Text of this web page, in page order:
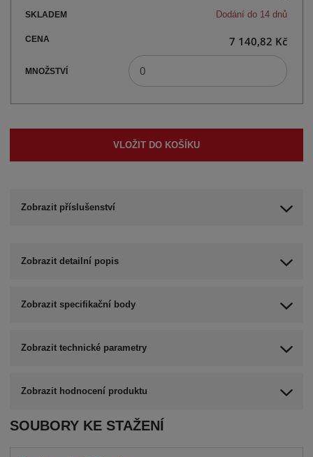
Dodání do 14 dnů
7 140,82 Kč
VLOŽIT DO KOŠÍKU
Zobrazit příslušenství
Zobrazit detailní popis
Zobrazit specifikační body
Zobrazit technické parametry
Zobrazit hodnocení produktu
SOUBORY KE STAŽENÍ